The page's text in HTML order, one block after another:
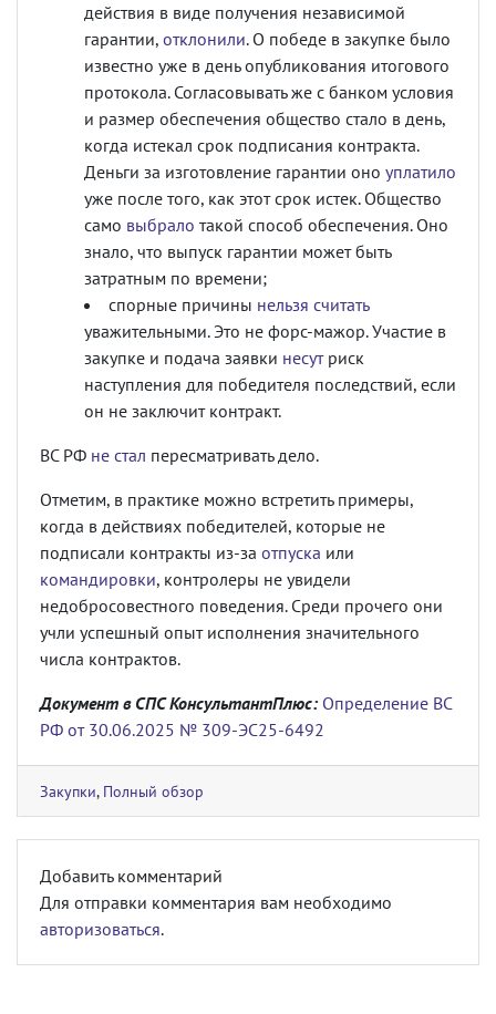
действия в виде получения независимой
гарантии, отклонили. О победе в закупке было
известно уже в день опубликования итогового
протокола. Согласовывать же с банком условия
и размер обеспечения общество стало в день,
когда истекал срок подписания контракта.
Деньги за изготовление гарантии оно уплатило
уже после того, как этот срок истек. Общество
само выбрало такой способ обеспечения. Оно
знало, что выпуск гарантии может быть
затратным по времени;
спорные причины нельзя считать
уважительными. Это не форс-мажор. Участие в
закупке и подача заявки несутриск
наступления для победителя последствий, если
он не заключит контракт.
ВС РФ не стал пересматривать дело.
Отметим, в практике можно встретить примеры,
когда в действиях победителей, которые не
подписали контракты из-за отпуска или
командировки, контролеры не увидели
недобросовестного поведения. Среди прочего они
учли успешный опыт исполнения значительного
числа контрактов.
Документ в СПС КонсультантПлюс: Определение ВС
РФ от 30.06.2025 № 309-ЭС25-6492
Закупки, Полный обзор
Добавить комментарий
Для отправки комментария вам необходимо
авторизоваться.